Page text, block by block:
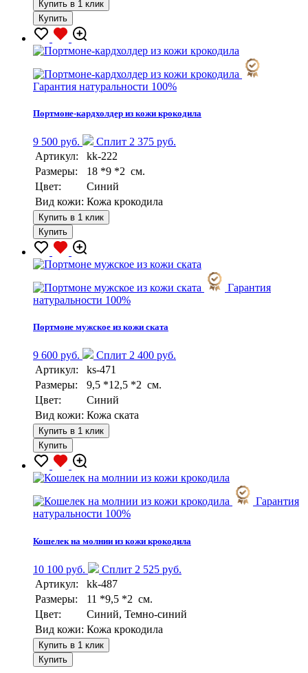
Купить в 1 клик
Купить
Гарантия натуральности 100%
Портмоне-кардхолдер из кожи крокодила
9 500 руб.
Сплит 2 375 руб.
Артикул:
kk-222
Размеры:
18 *9 *2 см.
Цвет:
Синий
Вид кожи: Кожа крокодила
Купить в 1 клик
Купить
Гарантия
натуральности 100%
Портмоне мужское из кожи ската
9 600 руб.
Сплит 2 400 руб.
Артикул:
ks-471
Размеры:
9,5 *12,5 *2 см.
Цвет:
Синий
Вид кожи: Кожа ската
Купить в 1 клик
Купить
Гарантия
натуральности 100%
Кошелек на молнии из кожи крокодила
10 100 руб.
Сплит 2 525 руб.
Артикул:
kk-487
Размеры:
11 *9,5 *2 см.
Цвет:
Синий, Темно-синий
Вид кожи: Кожа крокодила
Купить в 1 клик
Купить